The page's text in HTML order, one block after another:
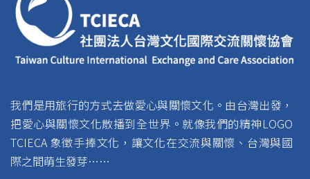
我們是用旅行的方式去做愛心與關懷文化。由台灣出發，
把愛心與關懷文化散播到全世界。就像我們的精神LOGO
TCIECA 象徵手捧文化，讓文化在交流與關懷、台灣與國
際之間萌生發芽……